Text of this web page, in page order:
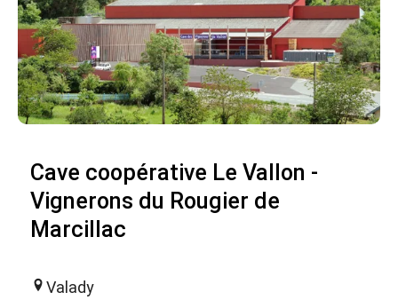
Cave coopérative Le Vallon -
Vignerons du Rougier de
Marcillac
Valady